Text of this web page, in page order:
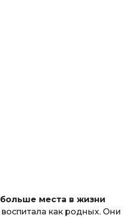
места в жизни
как родных. Они